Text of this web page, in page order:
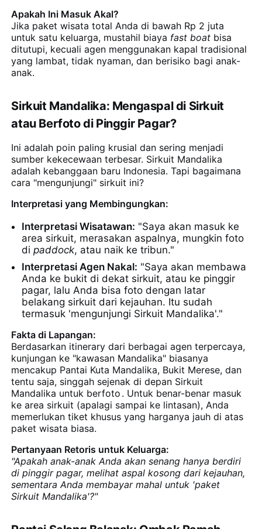
Apakah Ini Masuk Akal?
Jika paket wisata total Anda di bawah Rp 2 juta
untuk satu keluarga, mustahil biaya fast boat bisa
ditutupi, kecuali agen menggunakan kapal tradisional
yang lambat, tidak nyaman, dan berisiko bagi anak-
anak.
Sirkuit Mandalika: Mengaspal di Sirkuit
atau Berfoto di Pinggir Pagar?
Ini adalah poin paling krusial dan sering menjadi
sumber kekecewaan terbesar. Sirkuit Mandalika
adalah kebanggaan baru Indonesia. Tapi bagaimana
cara "mengunjungi" sirkuit ini?
Interpretasi yang Membingungkan:
Interpretasi Wisatawan: "Saya akan masuk ke
area sirkuit, merasakan aspalnya, mungkin foto
dipaddock, atau naik ke tribun."
Interpretasi Agen Nakal: "Saya akan membawa
Anda ke bukit di dekat sirkuit, atau ke pinggir
pagar, lalu Anda bisa foto dengan latar
belakang sirkuit dari kejauhan. Itu sudah
termasuk 'mengunjungi Sirkuit Mandalika'."
Fakta di Lapangan:
Berdasarkan itinerary dari berbagai agen terpercaya,
kunjungan ke "kawasan Mandalika" biasanya
mencakup Pantai Kuta Mandalika, Bukit Merese, dan
tentu saja, singgah sejenak di depan Sirkuit
Mandalika untuk berfoto. Untuk benar-benar masuk
ke area sirkuit (apalagi sampai ke lintasan), Anda
memerlukan tiket khusus yang harganya jauh di atas
paket wisata biasa.
Pertanyaan Retoris untuk Keluarga:
"Apakah anak-anak Anda akan senang hanya berdiri
di pinggir pagar, melihat aspal kosong dari kejauhan,
sementara Anda membayar mahal untuk 'paket
Sirkuit Mandalika'?"